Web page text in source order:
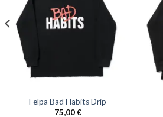
Felpa Bad Habits Drip
75,00€